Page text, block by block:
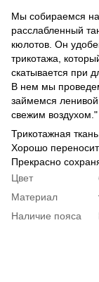
Мы собираемся
расслабленный
кюлотов. Он
трикотажа,
скатывается при
В нем мы
займемся
свежим воздухом."
Трикотажная
Хорошо переносит
Прекрасно
Цвет
Материал
Наличие пояса